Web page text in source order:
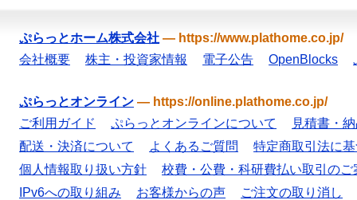
ぷらっとホーム株式会社 — https://www.plathome.co.jp/
会社概要
株主・投資家情報 電子公告 OpenBlocks
ぷらっとオンライン — https://online.plathome.co.jp/
ご利用ガイド
ぷらっとオンラインについて
見積書・
配送・決済について
よくあるご質問
特定商取引法に
個人情報取り扱い方針
校費・公費・科研費払い取引のご
IPv6への取り組み
お客様からの声 ご注文の取り消し